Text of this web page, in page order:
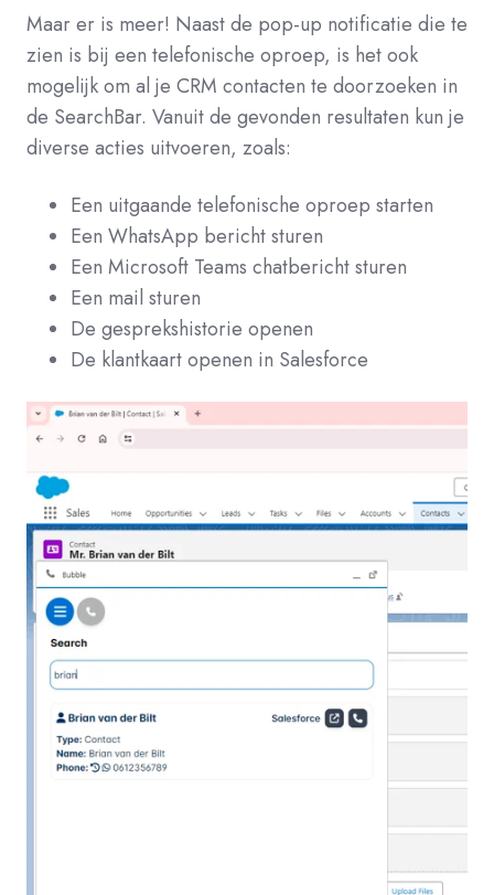
Maar er is meer! Naast de pop-up notificatie die te
zien is bij een telefonische oproep, is het ook
mogelijk om al je CRM contacten te doorzoeken in
de SearchBar. Vanuit de gevonden resultaten kun je
diverse acties uitvoeren, zoals:
Een uitgaande telefonische oproep starten
Een WhatsApp bericht sturen
Een Microsoft Teams chatbericht sturen
Een mail sturen
De gesprekshistorie openen
De klantkaart openen in Salesforce